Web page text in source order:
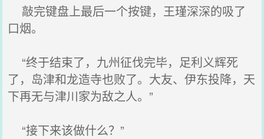
敲完键盘上最后一个按键，王瑾深深的吸了
口烟。
“终于结束了，九州征伐完毕，足利义辉死
了，岛津和龙造寺也败了。大友、伊东投降，天
下再无与津川家为敌之人。”
“接下来该做什么？”